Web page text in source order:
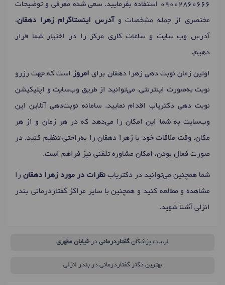
09002860666 استفاده بفرمایید. سعی شده معرفی و توضیحات
مختصری از جمله مشخصات و آدرس اینستاگرام زهرا دهقان،
آدرس وب سایت و ساعات کاری مرکز را در اختیار شما قرار
دهیم.
اولین زمان نوبت دهی زهرا دهقان برای امروزاست که جهت رزرو
نوبت به‌صورت اینترنتی، می‌توانید از طریق وب‌سایت و اپلیکیشن
نوبت دهی دکتریاب اقدام نمایید. سامانه نوبت‌دهی آنلاین این
وب‌سایت به شما این امکان را می‌دهد که در هر زمان و از هر
مکان، وقت ملاقات خود با زهرا دهقان را به‌راحتی تنظیم کنید. در
صورت فعال بودن، امکان مشاوره تلفنی نیز فراهم است.
شما همچنین می‌توانید در دکتریابنظرات در مورد زهرا دهقانرا
مشاهده و مطالعه کنید و همچنین با سایر مراکز گفتاردرمانی بندر
انزلی آشنا شوید.
لیست پزشکان گفتاردرمانی در خیابان مطهری
بهترین دکتر گفتاردرمانی در بندر انزلی